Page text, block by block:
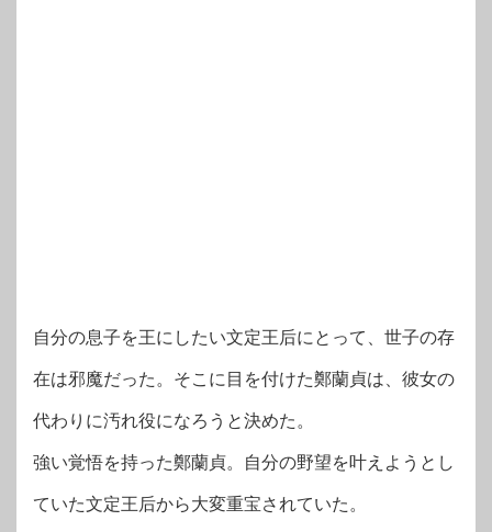
自分の息子を王にしたい文定王后にとって、世子の存
在は邪魔だった。そこに目を付けた鄭蘭貞は、彼女の
代わりに汚れ役になろうと決めた。
強い覚悟を持った鄭蘭貞。自分の野望を叶えようとし
ていた文定王后から大変重宝されていた。